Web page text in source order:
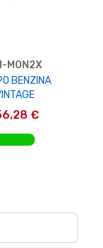
MON2X
BENZINA
€
AL CARRELLO